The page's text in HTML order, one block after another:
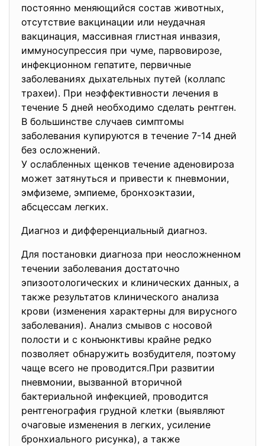
постоянно меняющийся состав животных,
отсутствие вакцинации или неудачная
вакцинация, массивная глистная инвазия,
иммуносупрессия при чуме, парвовирозе,
инфекционном гепатите, первичные
заболеваниях дыхательных путей (коллапс
трахеи). При неэффективности лечения в
течение 5 дней необходимо сделать рентген.
В большинстве случаев симптомы
заболевания купируются в течение 7-14 дней
без осложнений.
У ослабленных щенков течение аденовироза
может затянуться и привести к пневмонии,
эмфиземе, эмпиеме, бронхоэктазии,
абсцессам легких.
Диагноз и дифференциальный диагноз.
Для постановки диагноза при неосложненном
течении заболевания достаточно
эпизоотологических и клинических данных, а
также результатов клинического анализа
крови (изменения характерны для вирусного
заболевания). Анализ смывов с носовой
полости и с конъюнктивы крайне редко
позволяет обнаружить возбудителя, поэтому
чаще всего не проводится.При развитии
пневмонии, вызванной вторичной
бактериальной инфекцией, проводится
рентгенография грудной клетки (выявляют
очаговые изменения в легких, усиление
бронхиального рисунка), а также